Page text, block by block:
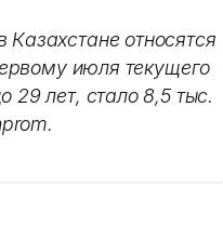
относятся
июля текущего
29 лет, стало 8,5 тыс.